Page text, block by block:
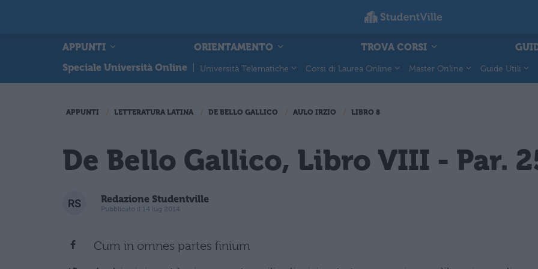
APPUNTI ORIENTAMENTO TROVA CORSI
Speciale Università Online
Università Telematiche Corsi di Laurea Online Master Online Guide Utili
APPUNTI LETTERATURA LATINA DE BELLO GALLICO AULO IRZIO LIBRO 8
De Bello Gallico, Libro VIII - Par.
Redazione Studentville
Pubblicato il 14 lug 2014
Cum in omnes partes finium